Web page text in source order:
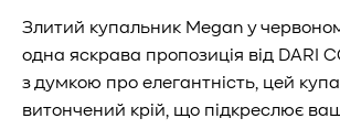
Злитий купальник Megan у
одна яскрава пропозиція від DARI
з думкою про елегантність, цей
витончений крій, що підкреслює